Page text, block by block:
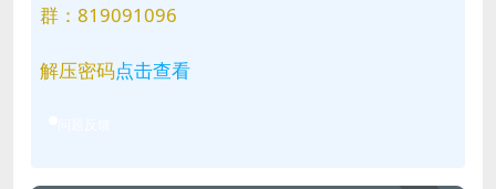
群：819091096
解压密码点击查看